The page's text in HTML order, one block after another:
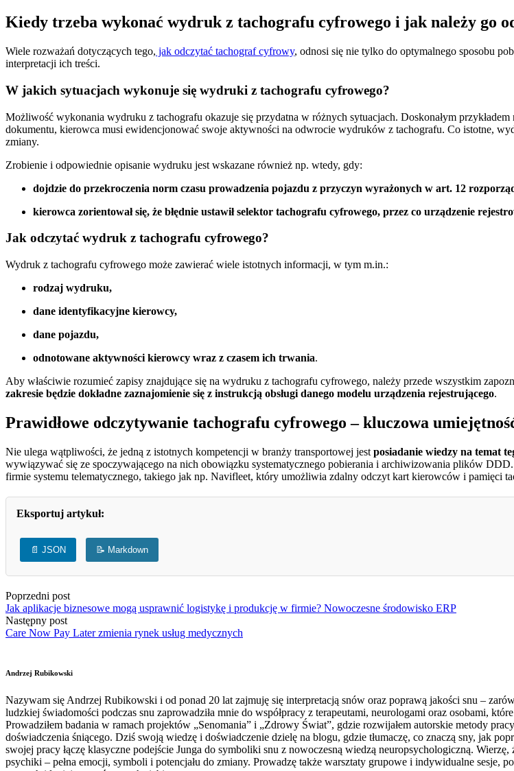
Kiedy trzeba wykonać wydruk z tachografu cyfrowego i jak należy go
Wiele rozważań dotyczących tego, jak odczytać tachograf cyfrowy, odnosi się nie tylko do optymalnego sposobu
interpretacji ich treści.
W jakich sytuacjach wykonuje się wydruki z tachografu cyfrowego?
Możliwość wykonania wydruku z tachografu okazuje się przydatna w różnych sytuacjach. Doskonałym przykładem
dokumentu, kierowca musi ewidencjonować swoje aktywności na odwrocie wydruków z tachografu. Co istotne,
zmiany.
Zrobienie i odpowiednie opisanie wydruku jest wskazane również np. wtedy, gdy:
dojdzie do przekroczenia norm czasu prowadzenia pojazdu z przyczyn wyrażonych w art. 12
kierowca zorientował się, że błędnie ustawił selektor tachografu cyfrowego, przez co urządzenie
Jak odczytać wydruk z tachografu cyfrowego?
Wydruk z tachografu cyfrowego może zawierać wiele istotnych informacji, w tym m.in.:
rodzaj wydruku,
dane identyfikacyjne kierowcy,
dane pojazdu,
odnotowane aktywności kierowcy wraz z czasem ich trwania.
Aby właściwie rozumieć zapisy znajdujące się na wydruku z tachografu cyfrowego, należy przede wszystkim
zakresie będzie dokładne zaznajomienie się z instrukcją obsługi danego modelu urządzenia rejestrującego.
Prawidłowe odczytywanie tachografu cyfrowego – kluczowa
Nie ulega wątpliwości, że jedną z istotnych kompetencji w branży transportowej jest posiadanie wiedzy na temat
wywiązywać się ze spoczywającego na nich obowiązku systematycznego pobierania i archiwizowania plików
firmie systemu telematycznego, takiego jak np. Navifleet, który umożliwia zdalny odczyt kart kierowców i pamięci
Eksportuj artykuł:
📄 JSON 📝 Markdown
Poprzedni post
Jak aplikacje biznesowe mogą usprawnić logistykę i produkcję w firmie? Nowoczesne środowisko ERP
Następny post
Care Now Pay Later zmienia rynek usług medycznych
Andrzej Rubikowski
Nazywam się Andrzej Rubikowski i od ponad 20 lat zajmuję się interpretacją snów oraz poprawą jakości snu –
ludzkiej świadomości podczas snu zaprowadziła mnie do współpracy z terapeutami, neurologami oraz osobami,
Prowadziłem badania w ramach projektów „Senomania” i „Zdrowy Świat”, gdzie rozwijałem autorskie metody
doświadczenia śniącego. Dziś swoją wiedzę i doświadczenie dzielę na blogu, gdzie tłumaczę, co znaczą sny, jak
swojej pracy łączę klasyczne podejście Junga do symboliki snu z nowoczesną wiedzą neuropsychologiczną.
psychiki – pełna emocji, symboli i potencjału do zmiany. Prowadzę także warsztaty grupowe i indywidualne sesje,